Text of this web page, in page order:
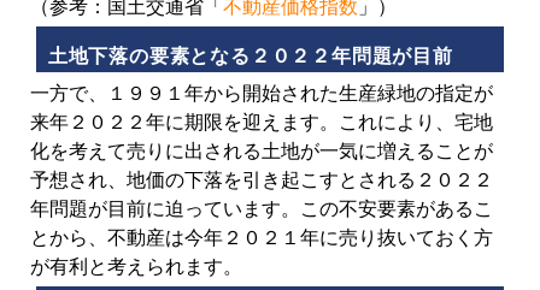
（参考：国土交通省「不動産価格指数 」）
土地下落の要素となる２０２２年問題が目前
一方で、１９９１年から開始された生産緑地の指定が
来年２０２２年に期限を迎えます。これにより、宅地
化を考えて売りに出される土地が一気に増えることが
予想され、地価の下落を引き起こすとされる２０２２
年問題が目前に迫っています。この不安要素があるこ
とから、不動産は今年２０２１年に売り抜いておく方
が有利と考えられます。